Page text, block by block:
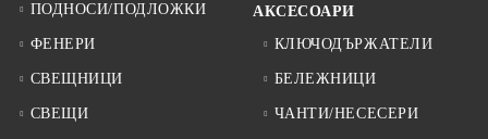
ПОДНОСИ/ПОДЛОЖКИ
ФЕНЕРИ
СВЕЩНИЦИ
СВЕЩИ
АКСЕСОАРИ
КЛЮЧОДЪРЖАТЕЛИ
БЕЛЕЖНИЦИ
ЧАНТИ/НЕСЕСЕРИ